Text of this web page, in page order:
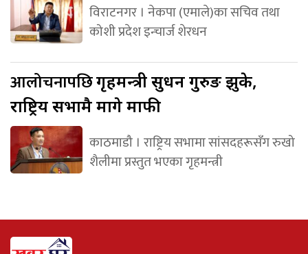
विराटनगर । नेकपा (एमाले)का सचिव तथा
कोशी प्रदेश इन्चार्ज शेरधन
आलोचनापछिगृहमन्त्री सुधन गुरुङ झुके,
राष्ट्रिय सभामै मागे माफी
काठमाडौ । राष्ट्रिय सभामा सांसदहरूसँग रुखो
शैलीमा प्रस्तुत भएका गृहमन्त्री